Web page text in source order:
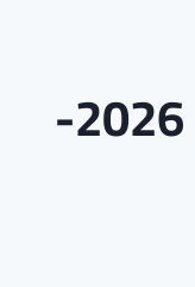
للمتقدمين إلى البعثات الخارجية للعام 2026-